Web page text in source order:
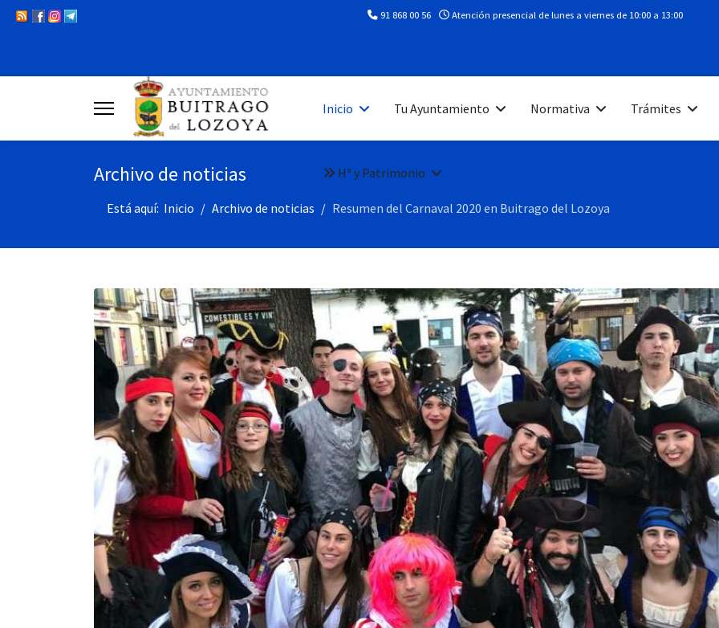
91 868 00 56 Atención presencial de lunes a viernes de 10:00 a 13:00
Inicio Tu Ayuntamiento Normativa Trámites
Hª y Patrimonio
Archivo de noticias
Está aquí: Inicio Archivo de noticias Resumen del Carnaval 2020 en Buitrago del Lozoya